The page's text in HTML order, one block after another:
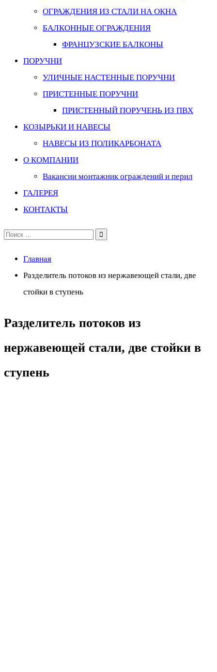
ОГРАЖДЕНИЯ ИЗ СТАЛИ НА ОКНА
БАЛКОННЫЕ ОГРАЖДЕНИЯ
ФРАНЦУЗСКИЕ БАЛКОНЫ
ПОРУЧНИ
УЛИЧНЫЕ НАСТЕННЫЕ ПОРУЧНИ
ПРИСТЕННЫЕ ПОРУЧНИ
ПРИСТЕННЫЙ ПОРУЧЕНЬ ИЗ ПВХ
КОЗЫРЬКИ И НАВЕСЫ
НАВЕСЫ ИЗ ПОЛИКАРБОНАТА
О КОМПАНИИ
Вакансии монтажник ограждений и перил
ГАЛЕРЕЯ
КОНТАКТЫ
Поиск
Главная
Разделитель потоков из нержавеющей стали, две
стойки в ступень
Разделитель потоков из
нержавеющей стали, две стойки в
ступень